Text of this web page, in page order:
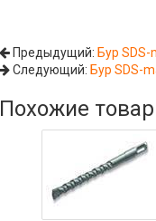
Предыдущий: Бур
Следующий: Бур SDS-
Похожие